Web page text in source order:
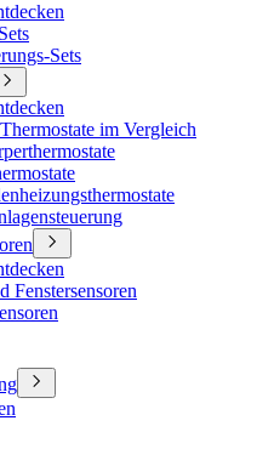
Sets
im Vergleich
Fenstersensoren